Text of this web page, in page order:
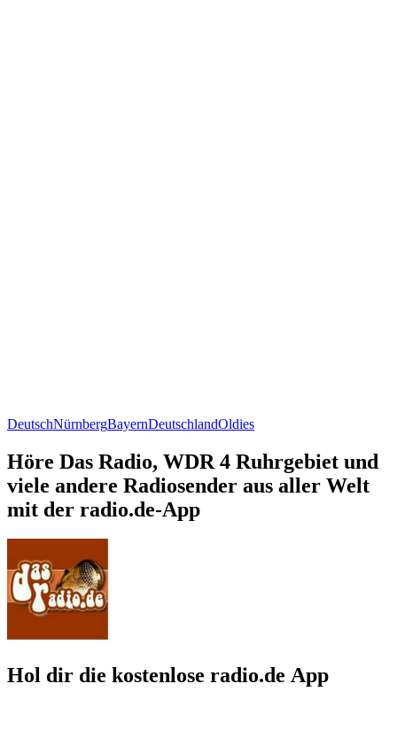
DeutschNürnbergBayernDeutschlandOldies
Höre Das Radio, WDR 4 Ruhrgebiet und
viele andere Radiosender aus aller Welt
mit der radio.de-App
Hol dir die kostenlose radio.de App